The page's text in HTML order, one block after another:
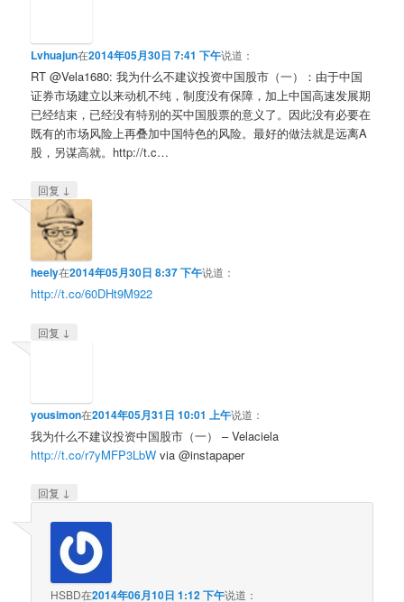
Lvhuajun在2014年05月30日 7:41 下午说道：
RT @Vela1680: 我为什么不建议投资中国股市（一）：由于中国
证券市场建立以来动机不纯，制度没有保障，加上中国高速发展期
已经结束，已经没有特别的买中国股票的意义了。因此没有必要在
既有的市场风险上再叠加中国特色的风险。最好的做法就是远离A
股，另谋高就。http://t.c…
回复 ↓
heely在2014年05月30日 8:37 下午说道：
http://t.co/60DHt9M922
回复 ↓
yousimon在2014年05月31日 10:01 上午说道：
我为什么不建议投资中国股市（一） – Velaciela
http://t.co/r7yMFP3LbW via @instapaper
回复 ↓
HSBD在2014年06月10日 1:12 下午说道：